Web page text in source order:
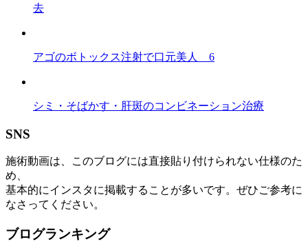
去
アゴのボトックス注射で口元美人 6
シミ・そばかす・肝斑のコンビネーション治療
SNS
施術動画は、このブログには直接貼り付けられない仕様のた
め、
基本的にインスタに掲載することが多いです。ぜひご参考に
なさってください。
ブログランキング